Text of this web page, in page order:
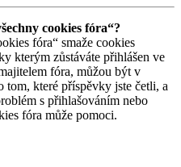
cookies fóra“?
fóra“ smaže cookies
kterým zůstáváte přihlášen ve
fóra, můžou být v
tom, které příspěvky jste četli, a
s přihlašováním nebo
fóra může pomoci.